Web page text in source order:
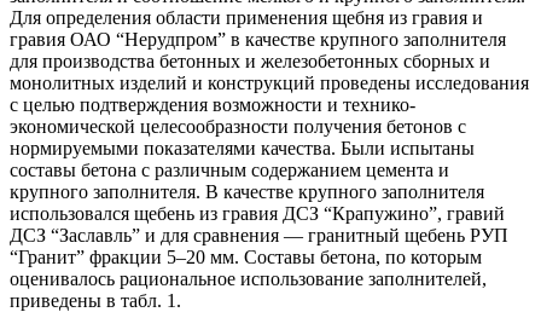
Для определения области применения щебня из гравия и
гравия ОАО “Нерудпром” в качестве крупного заполнителя
для производства бетонных и железобетонных сборных и
монолитных изделий и конструкций проведены исследования
с целью подтверждения возможности и технико-
экономической целесообразности получения бетонов с
нормируемыми показателями качества. Были испытаны
составы бетона с различным содержанием цемента и
крупного заполнителя. В качестве крупного заполнителя
использовался щебень из гравия ДСЗ “Крапужино”, гравий
ДСЗ “Заславль” и для сравнения — гранитный щебень РУП
“Гранит” фракции 5–20 мм. Составы бетона, по которым
оценивалось рациональное использование заполнителей,
приведены в табл. 1.